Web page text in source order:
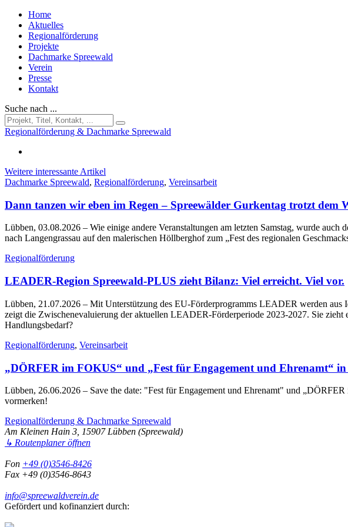
Home
Aktuelles
Regionalförderung
Projekte
Dachmarke Spreewald
Verein
Presse
Kontakt
Suche nach ...
Regionalförderung & Dachmarke Spreewald
Weitere interessante Artikel
Dachmarke Spreewald, Regionalförderung, Vereinsarbeit
Dann tanzen wir eben im Regen – Spreewälder Gurkentag trotzt dem
Lübben, 03.08.2026 – Wie einige andere Veranstaltungen am letzten Samstag, wurde
nach Langengrassau auf den malerischen Höllberghof zum „Fest des regionalen
Regionalförderung
LEADER-Region Spreewald-PLUS zieht Bilanz: Viel erreicht. Viel vor.
Lübben, 21.07.2026 – Mit Unterstützung des EU-Förderprogramms LEADER werden aus
zeigt die Zwischenevaluierung der aktuellen LEADER-Förderperiode 2023-2027. Sie
Handlungsbedarf?
Regionalförderung, Vereinsarbeit
„DÖRFER im FOKUS“ und „Fest für Engagement und Ehrenamt“ in
Lübben, 26.06.2026 – Save the date: "Fest für Engagement und Ehrenamt" und
vormerken!
Regionalförderung & Dachmarke Spreewald
Am Kleinen Hain 3, 15907 Lübben (Spreewald)
↳ Routenplaner öffnen
Fon +49 (0)3546-8426
Fax +49 (0)3546-8643
info@spreewaldverein.de
Gefördert und kofinanziert durch: